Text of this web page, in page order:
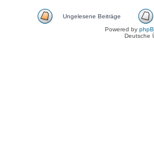
Ungelesene Beiträge
Powered by
Deutsche